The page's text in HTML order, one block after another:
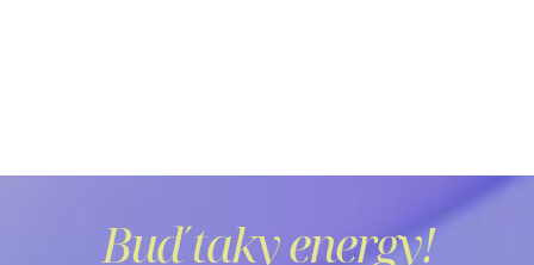
Buď taky energy!